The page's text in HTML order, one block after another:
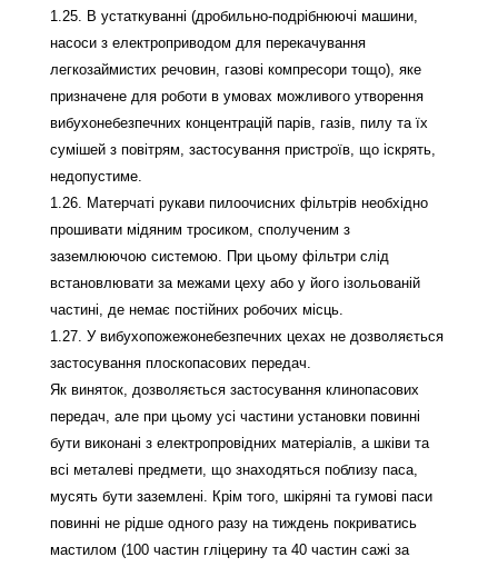
1.25. В устаткуванні (дробильно-подрібнюючі машини,
насоси з електроприводом для перекачування
легкозаймистих речовин, газові компресори тощо), яке
призначене для роботи в умовах можливого утворення
вибухонебезпечних концентрацій парів, газів, пилу та їх
сумішей з повітрям, застосування пристроїв, що іскрять,
недопустиме.
1.26. Матерчаті рукави пилоочисних фільтрів необхідно
прошивати мідяним тросиком, сполученим з
заземлюючою системою. При цьому фільтри слід
встановлювати за межами цеху або у його ізольованій
частині, де немає постійних робочих місць.
1.27. У вибухопожежонебезпечних цехах не дозволяється
застосування плоскопасових передач.
Як виняток, дозволяється застосування клинопасових
передач, але при цьому усі частини установки повинні
бути виконані з електропровідних матеріалів, а шківи та
всі металеві предмети, що знаходяться поблизу паса,
мусять бути заземлені. Крім того, шкіряні та гумові паси
повинні не рідше одного разу на тиждень покриватись
мастилом (100 частин гліцерину та 40 частин сажі за